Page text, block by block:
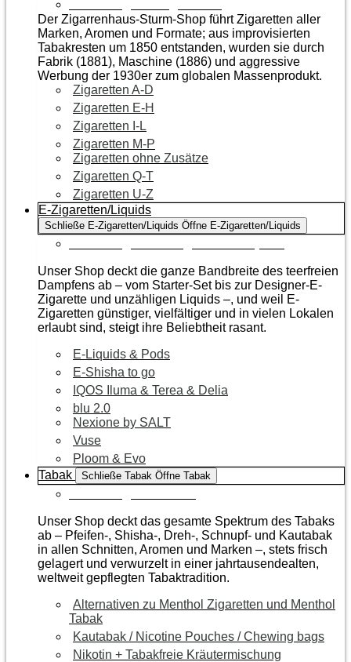
Der Zigarrenhaus-Sturm-Shop führt Zigaretten aller
Marken, Aromen und Formate; aus improvisierten
Tabakresten um 1850 entstanden, wurden sie durch
Fabrik (1881), Maschine (1886) und aggressive
Werbung der 1930er zum globalen Massenprodukt.
Zigaretten A-D
Zigaretten E-H
Zigaretten I-L
Zigaretten M-P
Zigaretten ohne Zusätze
Zigaretten Q-T
Zigaretten U-Z
E-Zigaretten/Liquids
Schließe E-Zigaretten/Liquids Öffne E-Zigaretten/Liquids
Unser Shop deckt die ganze Bandbreite des teerfreien
Dampfens ab – vom Starter-Set bis zur Designer-E-
Zigarette und unzähligen Liquids –, und weil E-
Zigaretten günstiger, vielfältiger und in vielen Lokalen
erlaubt sind, steigt ihre Beliebtheit rasant.
E-Liquids & Pods
E-Shisha to go
IQOS Iluma & Terea & Delia
blu 2.0
Nexione by SALT
Vuse
Ploom & Evo
Tabak
Schließe Tabak Öffne Tabak
Unser Shop deckt das gesamte Spektrum des Tabaks
ab – Pfeifen-, Shisha-, Dreh-, Schnupf- und Kautabak
in allen Schnitten, Aromen und Marken –, stets frisch
gelagert und verwurzelt in einer jahrtausendealten,
weltweit gepflegten Tabaktradition.
Alternativen zu Menthol Zigaretten und Menthol
Tabak
Kautabak / Nicotine Pouches / Chewing bags
Nikotin + Tabakfreie Kräutermischung